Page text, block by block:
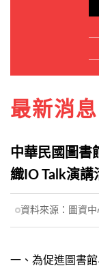
最新消息
中華民國圖書
織IO Talk演講
資料來源： 圖資中
一、為促進圖書